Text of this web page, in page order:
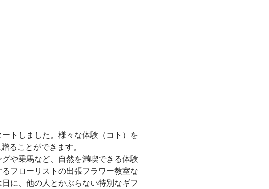
トしました。様々な体験（コト）を
や乗馬など、自然を満喫できる体験
フローリストの出張フラワー教室な
に、他の人とかぶらない特別なギフ